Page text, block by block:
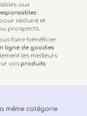
aux
:
séduire et
prospects.
faire bénéficier
ligne de goodies
les meilleurs
vos produits
même catégorie